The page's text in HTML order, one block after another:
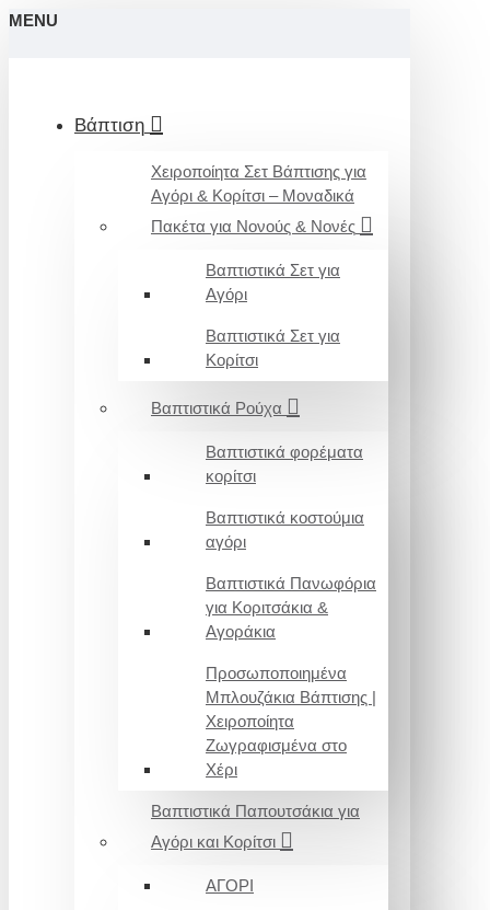
MENU
Βάπτιση
Χειροποίητα Σετ Βάπτισης για
Αγόρι & Κορίτσι – Μοναδικά
Πακέτα για Νονούς & Νονές
Βαπτιστικά Σετ για
Αγόρι
Βαπτιστικά Σετ για
Κορίτσι
Βαπτιστικά Ρούχα
Βαπτιστικά φορέματα
κορίτσι
Βαπτιστικά κοστούμια
αγόρι
Βαπτιστικά Πανωφόρια
για Κοριτσάκια &
Αγοράκια
Προσωποποιημένα
Μπλουζάκια Βάπτισης |
Χειροποίητα
Ζωγραφισμένα στο
Χέρι
Βαπτιστικά Παπουτσάκια για
Αγόρι και Κορίτσι
ΑΓΟΡΙ